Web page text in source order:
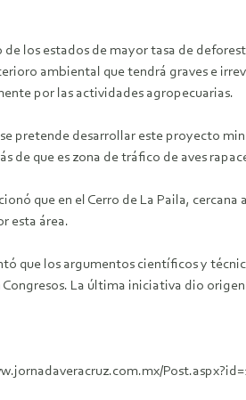
de los estados de mayor tasa de
ambiental que tendrá graves e
por las actividades agropecuarias.
pretende desarrollar este proyecto
de que es zona de tráfico de aves
que en el Cerro de La Paila,
esta área.
que los argumentos científicos y
Congresos. La última iniciativa dio